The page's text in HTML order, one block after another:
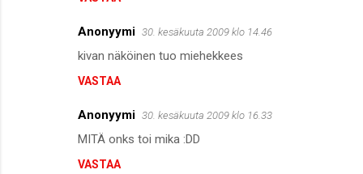
Anonyymi 30. kesäkuuta 2009 klo 14.46
kivan näköinen tuo miehekkees
VASTAA
Anonyymi 30. kesäkuuta 2009 klo 16.33
MITÄ onks toi mika :DD
VASTAA